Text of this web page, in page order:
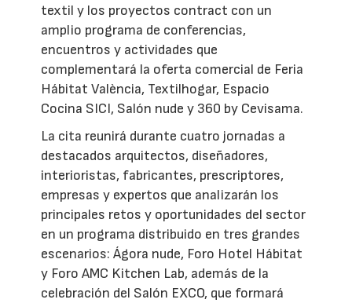
textil y los proyectos contract con un
amplio programa de conferencias,
encuentros y actividades que
complementará la oferta comercial de Feria
Hábitat València, Textilhogar, Espacio
Cocina SICI, Salón nude y 360 by Cevisama.
La cita reunirá durante cuatro jornadas a
destacados arquitectos, diseñadores,
interioristas, fabricantes, prescriptores,
empresas y expertos que analizarán los
principales retos y oportunidades del sector
en un programa distribuido en tres grandes
escenarios: Ágora nude, Foro Hotel Hábitat
y Foro AMC Kitchen Lab, además de la
celebración del Salón EXCO, que formará